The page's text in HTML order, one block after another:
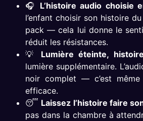
🎧
L’histoire audio choisie
l’enfant choisir son histoire
pack — cela lui donne le
réduit les résistances.
💡
Lumière éteinte,
lumière supplémentaire.
noir complet — c’est
efficace.
😴 Laissez l’histoire faire
pas dans la chambre à